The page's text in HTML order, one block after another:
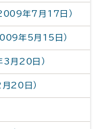
2009年7月17日）
年5月15日）
3月20日）
20日）